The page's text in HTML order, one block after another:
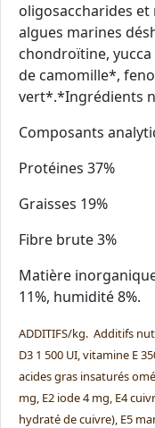
oligosaccharides
algues marines
chondroïtine,
de camomille*,
vert*.*Ingrédients
Composants
Protéines 37%
Graisses 19%
Fibre brute 3%
Matière
11%, humidité 8%.
ADDITIFS/kg. Additifs
D3 1 500 UI, vitamine E
acides gras insaturés
mg, E2 iode 4 mg, E4
hydraté de cuivre), E5